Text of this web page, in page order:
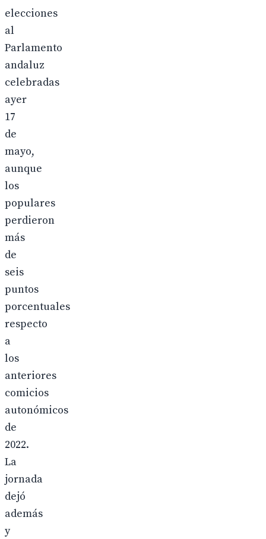
elecciones
al
Parlamento
andaluz
celebradas
ayer
17
de
mayo,
aunque
los
populares
perdieron
más
de
seis
puntos
porcentuales
respecto
a
los
anteriores
comicios
autonómicos
de
2022.
La
jornada
dejó
además
y